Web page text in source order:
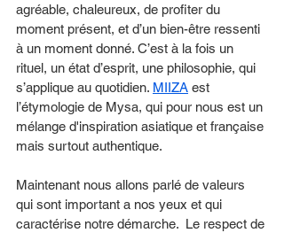
agréable, chaleureux, de profiter du
moment présent, et d’un bien-être ressenti
à un moment donné. C’est à la fois un
rituel, un état d’esprit, une philosophie, qui
s’applique au quotidien. MIIZA est
l’étymologie de Mysa, qui pour nous est un
mélange d'inspiration asiatique et française
mais surtout authentique.
Maintenant nous allons parlé de valeurs
qui sont important a nos yeux et qui
caractérise notre démarche.  Le respect de